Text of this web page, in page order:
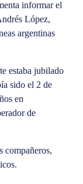
informar el
López,
argentinas
estaba jubilado
sido el 2 de
en
de
compañeros,